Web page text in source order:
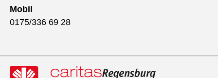
Mobil
0175/336 69 28